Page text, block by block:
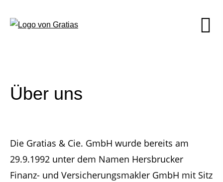
Über uns
Die Gratias & Cie. GmbH wurde bereits am
29.9.1992 unter dem Namen Hersbrucker
Finanz- und Versicherungsmakler GmbH mit Sitz